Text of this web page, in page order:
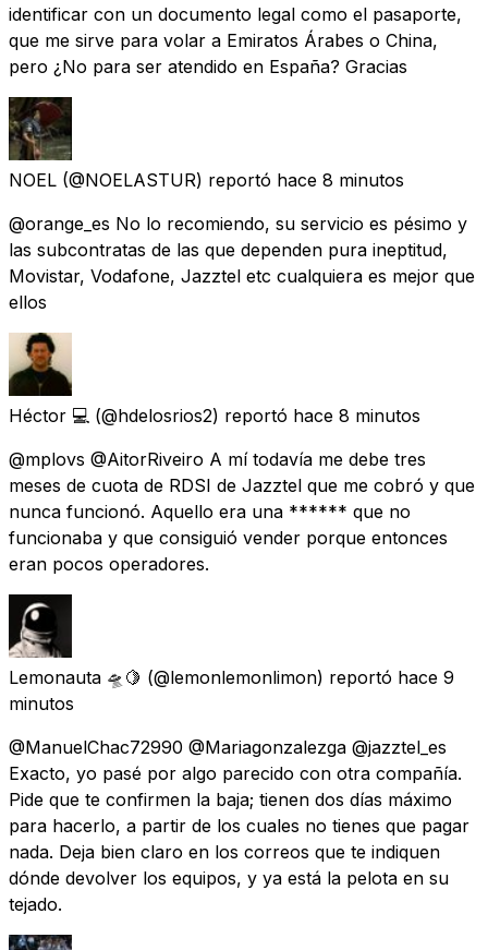
identificar con un documento legal como el pasaporte,
que me sirve para volar a Emiratos Árabes o China,
pero ¿No para ser atendido en España? Gracias
NOEL (@NOELASTUR) reportó hace 8 minutos
@orange_es No lo recomiendo, su servicio es pésimo y
las subcontratas de las que dependen pura ineptitud,
Movistar, Vodafone, Jazztel etc cualquiera es mejor que
ellos
Héctor 💻 (@hdelosrios2) reportó hace 8 minutos
@mplovs @AitorRiveiro A mí todavía me debe tres
meses de cuota de RDSI de Jazztel que me cobró y que
nunca funcionó. Aquello era una ****** que no
funcionaba y que consiguió vender porque entonces
eran pocos operadores.
Lemonauta 🛸🍋 (@lemonlemonlimon) reportó hace 9
minutos
@ManuelChac72990 @Mariagonzalezga @jazztel_es
Exacto, yo pasé por algo parecido con otra compañía.
Pide que te confirmen la baja; tienen dos días máximo
para hacerlo, a partir de los cuales no tienes que pagar
nada. Deja bien claro en los correos que te indiquen
dónde devolver los equipos, y ya está la pelota en su
tejado.